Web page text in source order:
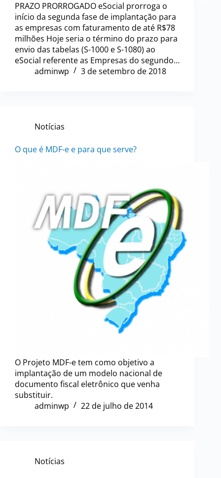
PRAZO PRORROGADO eSocial prorroga o
início da segunda fase de implantação para
as empresas com faturamento de até R$78
milhões Hoje seria o término do prazo para
envio das tabelas (S-1000 e S-1080) ao
eSocial referente as Empresas do segundo…
adminwp
3 de setembro de 2018
Notícias
O que é MDF-e e para que serve?
O Projeto MDF-e tem como objetivo a
implantação de um modelo nacional de
documento fiscal eletrônico que venha
substituir.
adminwp
22 de julho de 2014
Notícias